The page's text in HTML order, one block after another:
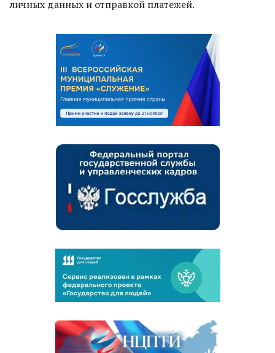
личных данных и отправкой платежей.